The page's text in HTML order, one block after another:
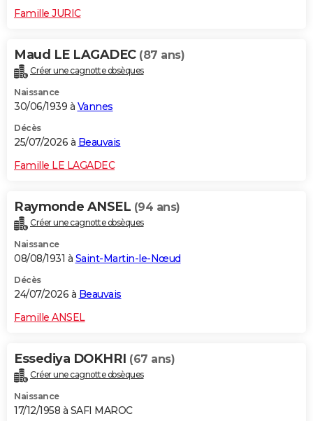
Famille JURIC
Maud LE LAGADEC (87 ans)
Créer une cagnotte obsèques
Naissance
30/06/1939 à Vannes
Décès
25/07/2026 à Beauvais
Famille LE LAGADEC
Raymonde ANSEL (94 ans)
Créer une cagnotte obsèques
Naissance
08/08/1931 à Saint-Martin-le-Nœud
Décès
24/07/2026 à Beauvais
Famille ANSEL
Essediya DOKHRI (67 ans)
Créer une cagnotte obsèques
Naissance
17/12/1958 à SAFI MAROC